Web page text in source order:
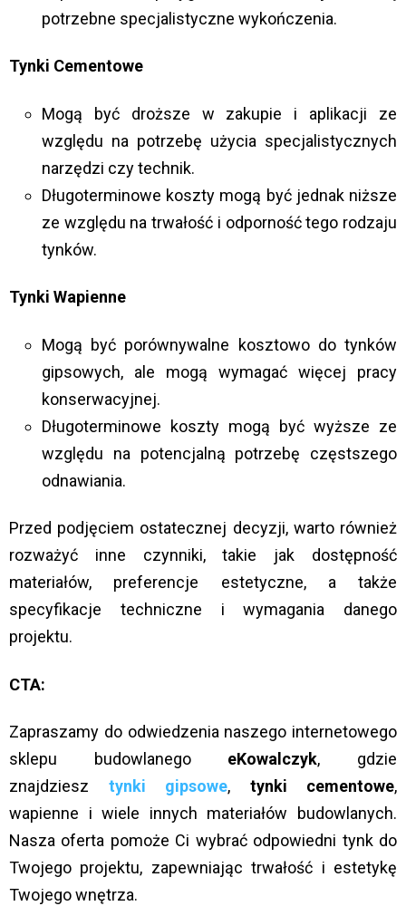
potrzebne specjalistyczne wykończenia.
Tynki Cementowe
Mogą być droższe w zakupie i aplikacji ze
względu na potrzebę użycia specjalistycznych
narzędzi czy technik.
Długoterminowe koszty mogą być jednak niższe
ze względu na trwałość i odporność tego rodzaju
tynków.
Tynki Wapienne
Mogą być porównywalne kosztowo do tynków
gipsowych, ale mogą wymagać więcej pracy
konserwacyjnej.
Długoterminowe koszty mogą być wyższe ze
względu na potencjalną potrzebę częstszego
odnawiania.
Przed podjęciem ostatecznej decyzji, warto również
rozważyć inne czynniki, takie jak dostępność
materiałów, preferencje estetyczne, a także
specyfikacje techniczne i wymagania danego
projektu.
CTA:
Zapraszamy do odwiedzenia naszego internetowego
sklepu budowlanego eKowalczyk, gdzie
znajdziesz tynki gipsowe, tynki cementowe,
wapienne i wiele innych materiałów budowlanych.
Nasza oferta pomoże Ci wybrać odpowiedni tynk do
Twojego projektu, zapewniając trwałość i estetykę
Twojego wnętrza.